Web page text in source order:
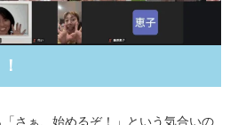
さぁ、始めるぞ！」という気合いの